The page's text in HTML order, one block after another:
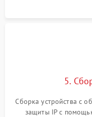
5.
Сборка устройства с
защиты IP с